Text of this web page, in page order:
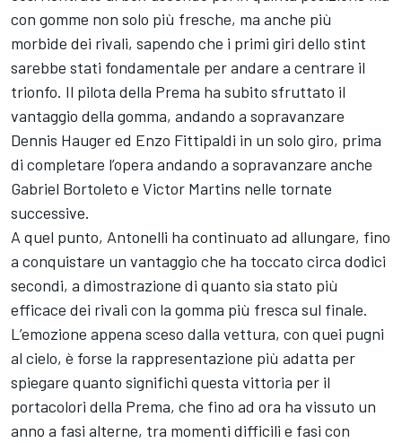
con gomme non solo più fresche, ma anche più
morbide dei rivali, sapendo che i primi giri dello stint
sarebbe stati fondamentale per andare a centrare il
trionfo. Il pilota della Prema ha subito sfruttato il
vantaggio della gomma, andando a sopravanzare
Dennis Hauger ed Enzo Fittipaldi in un solo giro, prima
di completare l’opera andando a sopravanzare anche
Gabriel Bortoleto e Victor Martins nelle tornate
successive.
A quel punto, Antonelli ha continuato ad allungare, fino
a conquistare un vantaggio che ha toccato circa dodici
secondi, a dimostrazione di quanto sia stato più
efficace dei rivali con la gomma più fresca sul finale.
L’emozione appena sceso dalla vettura, con quei pugni
al cielo, è forse la rappresentazione più adatta per
spiegare quanto significhi questa vittoria per il
portacolori della Prema, che fino ad ora ha vissuto un
anno a fasi alterne, tra momenti difficili e fasi con